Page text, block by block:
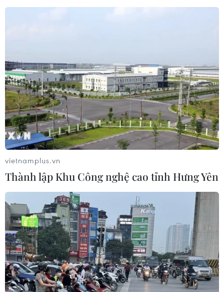
gắn máy
07/08/2026 14:37
Tháng 12/2026 hoàn thành mở rộng
đoạn cao tốc Thành phố Hồ Chí
Minh-Long Thành
07/08/2026 10:29
tỉnh 161 sau mưa lớn, giao thông bị
chia cắt
07/08/2026 10:08
Đã xác định phương tiện khiến hàng
loạt ôtô thủng lốp trên cao tốc Bắc-
Nam
vietnamplus.vn
Thành lập Khu Công nghệ cao tỉnh Hưng Yên